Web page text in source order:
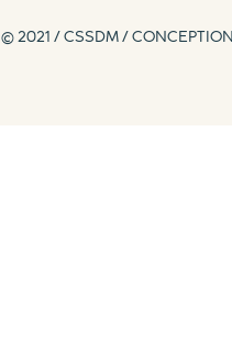
© 2021 / CSSDM /